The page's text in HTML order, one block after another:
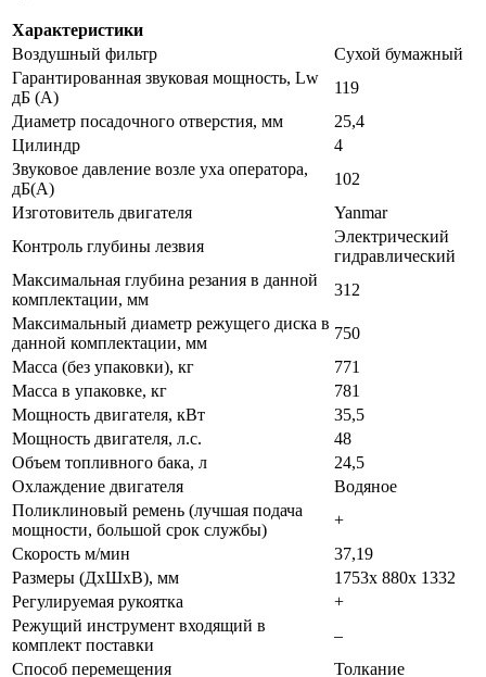
Характеристики
Воздушный фильтр
Сухой бумажный
Гарантированная звуковая мощность, Lw
дБ (А)
119
Диаметр посадочного отверстия, мм
25,4
Цилиндр
4
Звуковое давление возле уха оператора,
дБ(А)
102
Изготовитель двигателя
Yanmar
Контроль глубины лезвия
Электрический
гидравлический
Максимальная глубина резания в данной
комплектации, мм
312
Максимальный диаметр режущего диска в
данной комплектации, мм
750
Масса (без упаковки), кг
771
Масса в упаковке, кг
781
Мощность двигателя, кВт
35,5
Мощность двигателя, л.с.
48
Объем топливного бака, л
24,5
Охлаждение двигателя
Водяное
Поликлиновый ремень (лучшая подача
мощности, большой срок службы)
+
Скорость м/мин
37,19
Размеры (ДхШхВ), мм
1753х 880х 1332
Регулируемая рукоятка
+
Режущий инструмент входящий в
комплект поставки
–
Способ перемещения
Толкание